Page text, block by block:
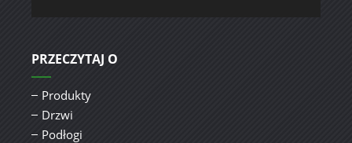
PRZECZYTAJ O
Produkty
Drzwi
Podłogi